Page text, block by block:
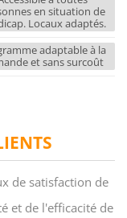
de satisfaction de
et de l'efficacité de
en situation de
Locaux adaptés.
adaptable à la
et sans surcoût